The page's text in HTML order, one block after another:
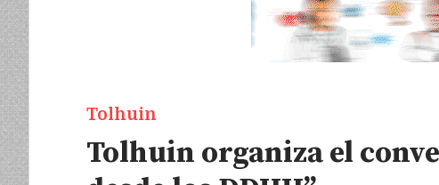
Tolhuin organiza el
Tolhuin